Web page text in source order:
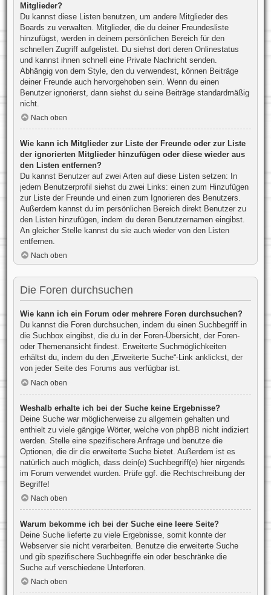
Mitglieder?
Du kannst diese Listen benutzen, um andere Mitglieder des
Boards zu verwalten. Mitglieder, die du deiner Freundesliste
hinzufügst, werden in deinem persönlichen Bereich für den
schnellen Zugriff aufgelistet. Du siehst dort deren Onlinestatus
und kannst ihnen schnell eine Private Nachricht senden.
Abhängig von dem Style, den du verwendest, können Beiträge
deiner Freunde auch hervorgehoben sein. Wenn du einen
Benutzer ignorierst, dann siehst du seine Beiträge standardmäßig
nicht.
Nach oben
Wie kann ich Mitglieder zur Liste der Freunde oder zur Liste
der ignorierten Mitglieder hinzufügen oder diese wieder aus
den Listen entfernen?
Du kannst Benutzer auf zwei Arten auf diese Listen setzen: In
jedem Benutzerprofil siehst du zwei Links: einen zum Hinzufügen
zur Liste der Freunde und einen zum Ignorieren des Benutzers.
Außerdem kannst du im persönlichen Bereich direkt Benutzer zu
den Listen hinzufügen, indem du deren Benutzernamen eingibst.
An gleicher Stelle kannst du sie auch wieder von den Listen
entfernen.
Nach oben
Die Foren durchsuchen
Wie kann ich ein Forum oder mehrere Foren durchsuchen?
Du kannst die Foren durchsuchen, indem du einen Suchbegriff in
die Suchbox eingibst, die du in der Foren-Übersicht, der Foren-
oder Themenansicht findest. Erweiterte Suchmöglichkeiten
erhältst du, indem du den „Erweiterte Suche“-Link anklickst, der
von jeder Seite des Forums aus verfügbar ist.
Nach oben
Weshalb erhalte ich bei der Suche keine Ergebnisse?
Deine Suche war möglicherweise zu allgemein gehalten und
enthielt zu viele gängige Wörter, welche von phpBB nicht indiziert
werden. Stelle eine spezifischere Anfrage und benutze die
Optionen, die dir die erweiterte Suche bietet. Außerdem ist es
natürlich auch möglich, dass dein(e) Suchbegriff(e) hier nirgends
im Forum verwendet wurden. Prüfe ggf. die Rechtschreibung der
Begriffe!
Nach oben
Warum bekomme ich bei der Suche eine leere Seite?
Deine Suche lieferte zu viele Ergebnisse, somit konnte der
Webserver sie nicht verarbeiten. Benutze die erweiterte Suche
und gib spezifischere Suchbegriffe ein oder beschränke die
Suche auf verschiedene Unterforen.
Nach oben